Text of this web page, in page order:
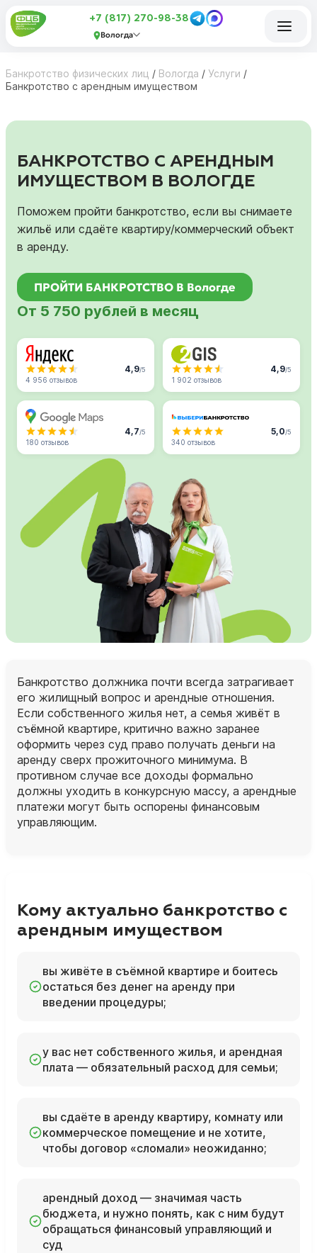
+7 (817) 270-98-38
Вологда
Банкротство физических лиц / Вологда / Услуги /
Банкротство с арендным имуществом
БАНКРОТСТВО С АРЕНДНЫМ
ИМУЩЕСТВОМ В ВОЛОГДЕ
Поможем пройти банкротство, если вы снимаете
жильё или сдаёте квартиру/коммерческий объект
в аренду.
ПРОЙТИ БАНКРОТСТВО В Вологде
От 5 750 рублей в месяц
4,9/5
4 956 отзывов
4,9/5
1 902 отзывов
4,7/5
180 отзывов
5,0/5
340 отзывов
Банкротство должника почти всегда затрагивает
его жилищный вопрос и арендные отношения.
Если собственного жилья нет, а семья живёт в
съёмной квартире, критично важно заранее
оформить через суд право получать деньги на
аренду сверх прожиточного минимума. В
противном случае все доходы формально
должны уходить в конкурсную массу, а арендные
платежи могут быть оспорены финансовым
управляющим.
Кому актуально банкротство с
арендным имуществом
вы живёте в съёмной квартире и боитесь
остаться без денег на аренду при
введении процедуры;
у вас нет собственного жилья, и арендная
плата — обязательный расход для семьи;
вы сдаёте в аренду квартиру, комнату или
коммерческое помещение и не хотите,
чтобы договор «сломали» неожиданно;
арендный доход — значимая часть
бюджета, и нужно понять, как с ним будут
обращаться финансовый управляющий и
суд